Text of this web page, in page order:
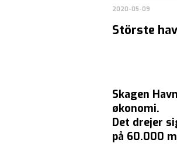
2020-05-09
Störste
Skagen
økonomi.
Det drejer
på 60.000